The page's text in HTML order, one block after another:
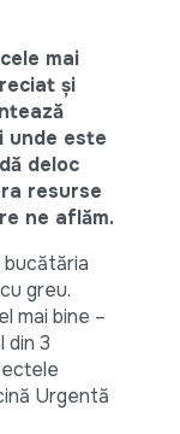
mai
și
unde este
deloc
resurse
ne aflăm.
greu.
mai bine –
din 3
Urgentă